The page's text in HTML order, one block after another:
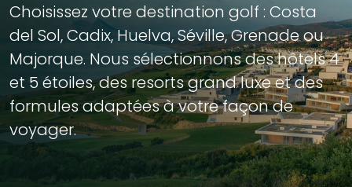
Choisissez votre destination golf : Costa
del Sol, Cadix, Huelva, Séville, Grenade ou
Majorque. Nous sélectionnons des hôtels 4
et 5 étoiles, des resorts grand luxe et des
formules adaptées à votre façon de
voyager.